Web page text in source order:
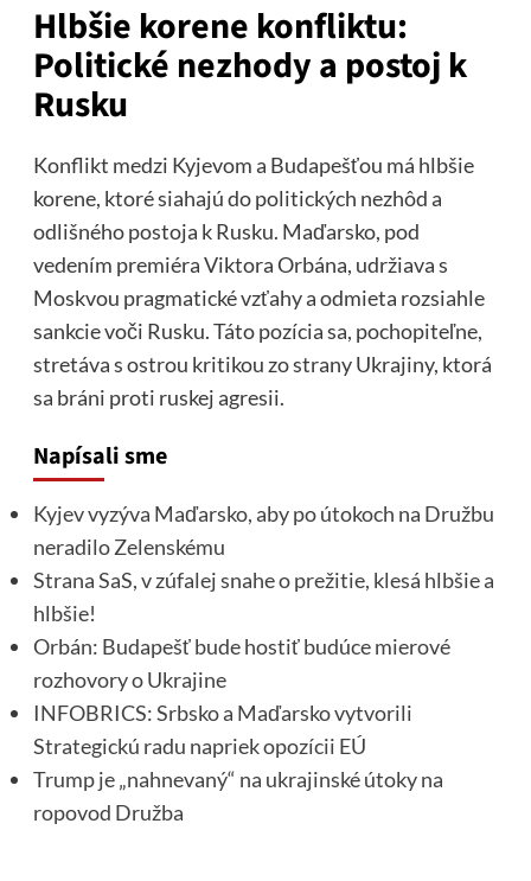
Hlbšie korene konfliktu:
Politické nezhody a postoj k
Rusku
Konflikt medzi Kyjevom a Budapešťou má hlbšie
korene, ktoré siahajú do politických nezhôd a
odlišného postoja k Rusku. Maďarsko, pod
vedením premiéra Viktora Orbána, udržiava s
Moskvou pragmatické vzťahy a odmieta rozsiahle
sankcie voči Rusku. Táto pozícia sa, pochopiteľne,
stretáva s ostrou kritikou zo strany Ukrajiny, ktorá
sa bráni proti ruskej agresii.
Napísali sme
Kyjev vyzýva Maďarsko, aby po útokoch na Družbu
neradilo Zelenskému
Strana SaS, v zúfalej snahe o prežitie, klesá hlbšie a
hlbšie!
Orbán: Budapešť bude hostiť budúce mierové
rozhovory o Ukrajine
INFOBRICS: Srbsko a Maďarsko vytvorili
Strategickú radu napriek opozícii EÚ
Trump je „nahnevaný“ na ukrajinské útoky na
ropovod Družba